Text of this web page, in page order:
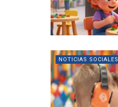
NOTICIAS SOCIALES